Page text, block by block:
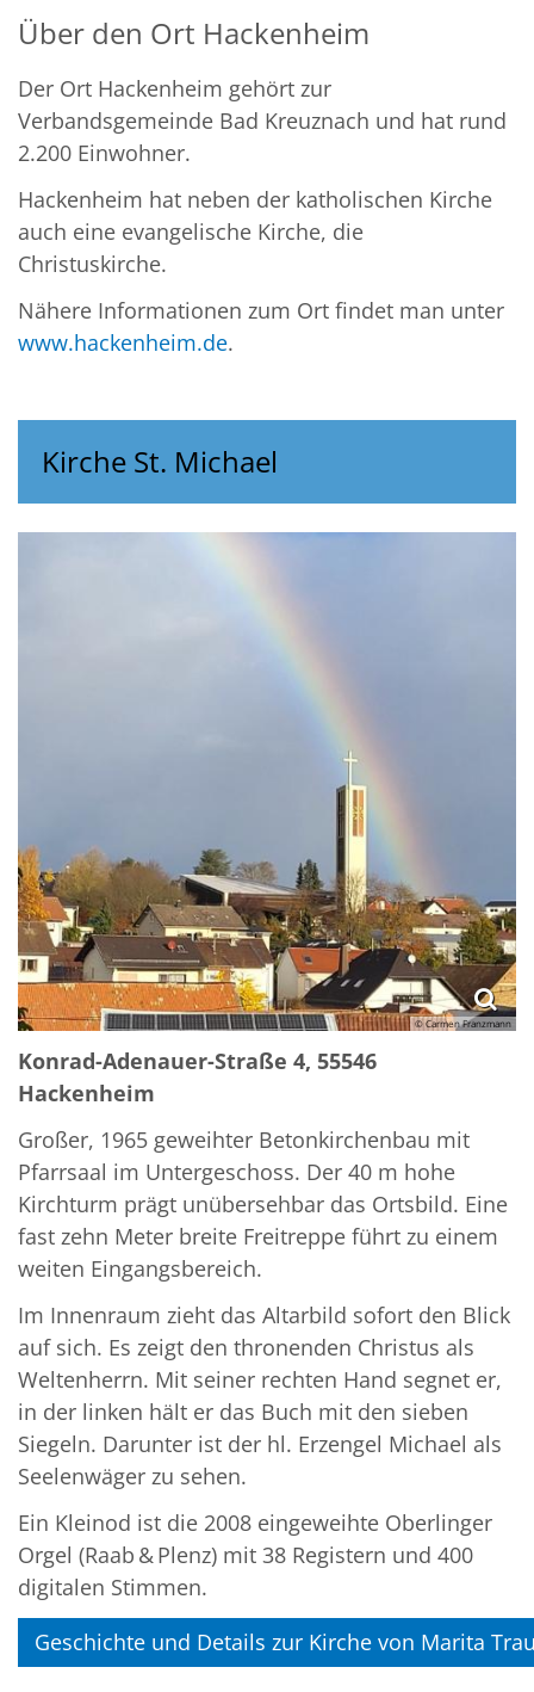
Über den Ort Hackenheim
Der Ort Hackenheim gehört zur
Verbandsgemeinde Bad Kreuznach und hat rund
2.200 Einwohner.
Hackenheim hat neben der katholischen Kirche
auch eine evangelische Kirche, die
Christuskirche.
Nähere Informationen zum Ort findet man unter
www.hackenheim.de.
Kirche St. Michael
© Carmen Franzmann
Konrad-Adenauer-Straße 4, 55546
Hackenheim
Großer, 1965 geweihter Betonkirchenbau mit
Pfarrsaal im Untergeschoss. Der 40 m hohe
Kirchturm prägt unübersehbar das Ortsbild. Eine
fast zehn Meter breite Freitreppe führt zu einem
weiten Eingangsbereich.
Im Innenraum zieht das Altarbild sofort den Blick
auf sich. Es zeigt den thronenden Christus als
Weltenherrn. Mit seiner rechten Hand segnet er,
in der linken hält er das Buch mit den sieben
Siegeln. Darunter ist der hl. Erzengel Michael als
Seelenwäger zu sehen.
Ein Kleinod ist die 2008 eingeweihte Oberlinger
Orgel (Raab & Plenz) mit 38 Registern und 400
digitalen Stimmen.
Geschichte und Details zur Kirche von Marita